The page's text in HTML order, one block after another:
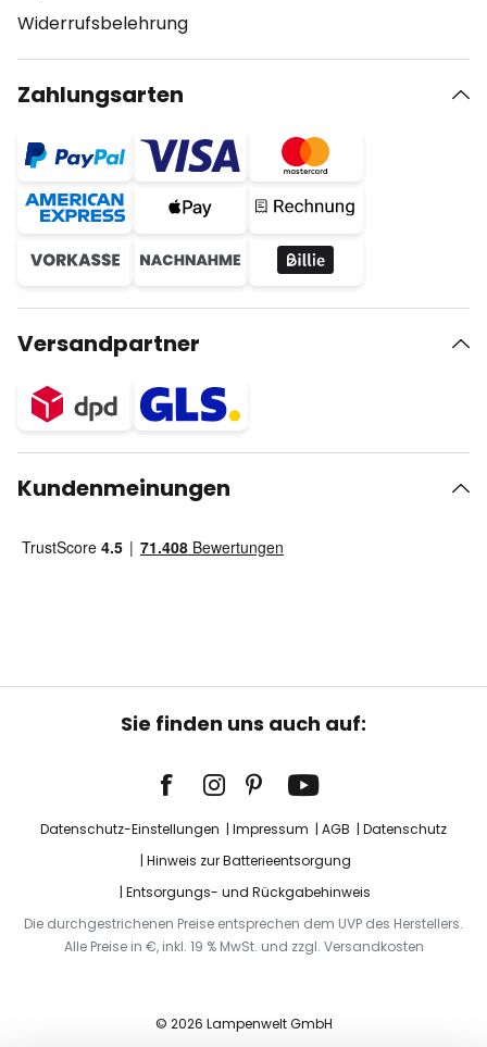
Widerrufsbelehrung
Zahlungsarten
Versandpartner
Kundenmeinungen
Sie finden uns auch auf:
Datenschutz-Einstellungen Impressum AGB
Datenschutz
Hinweis zur Batterieentsorgung
Entsorgungs- und Rückgabehinweis
Die durchgestrichenen Preise entsprechen dem UVP des Herstellers.
Alle Preise in €, inkl. 19 % MwSt. und zzgl. Versandkosten
© 2026 Lampenwelt GmbH